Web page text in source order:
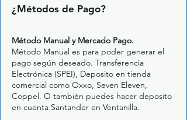
¿Métodos de Pago?
Método Manual y Mercado Pago.
Método Manual es para poder generar el
pago según deseado. Transferencia
Electrónica (SPEI), Deposito en tienda
comercial como Oxxo, Seven Eleven,
Coppel. O también puedes hacer deposito
en cuenta Santander en Ventanilla.